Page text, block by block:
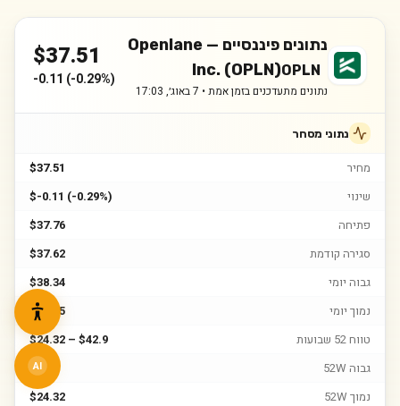
נתונים פיננסיים — Openlane
Inc. (OPLN)OPLN
נתונים מתעדכנים בזמן אמת • 7 באוג׳, 17:03
$37.51
-0.11 (-0.29%)
נתוני מסחר
מחיר
$37.51
שינוי
$-0.11 (-0.29%)
פתיחה
$37.76
סגירה קודמת
$37.62
גבוה יומי
$38.34
נמוך יומי
$37.15
טווח 52 שבועות
$24.32 – $42.9
גבוה 52W
$42.9
נמוך 52W
$24.32
AI